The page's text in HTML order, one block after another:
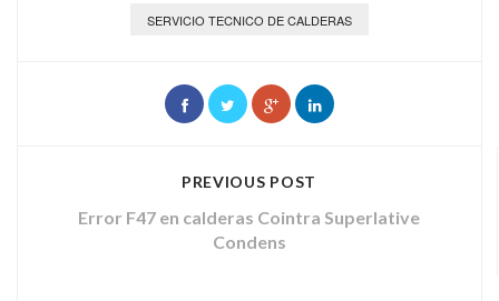
SERVICIO TECNICO DE CALDERAS
PREVIOUS POST
Error F47 en calderas Cointra Superlative
Condens